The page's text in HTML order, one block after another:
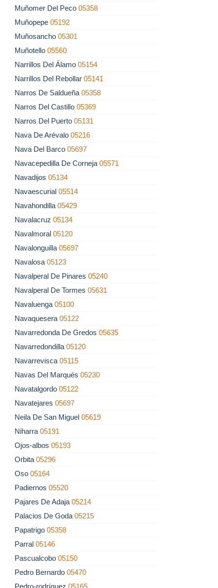
Muñomer Del Peco 05358
Muñopepe 05192
Muñosancho 05301
Muñotello 05560
Narrillos Del Álamo 05154
Narrillos Del Rebollar 05141
Narros De Saldueña 05358
Narros Del Castillo 05369
Narros Del Puerto 05131
Nava De Arévalo 05216
Nava Del Barco 05697
Navacepedilla De Corneja 05571
Navadijos 05134
Navaescurial 05514
Navahondilla 05429
Navalacruz 05134
Navalmoral 05120
Navalonguilla 05697
Navalosa 05123
Navalperal De Pinares 05240
Navalperal De Tormes 05631
Navaluenga 05100
Navaquesera 05122
Navarredonda De Gredos 05635
Navarredondilla 05120
Navarrevisca 05115
Navas Del Marqués 05230
Navatalgordo 05122
Navatejares 05697
Neila De San Miguel 05619
Niharra 05191
Ojos-albos 05193
Orbita 05296
Oso 05164
Padiernos 05520
Pajares De Adaja 05214
Palacios De Goda 05215
Papatrigo 05358
Parral 05146
Pascualcobo 05150
Pedro Bernardo 05470